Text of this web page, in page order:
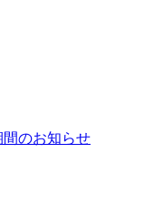
間のお知らせ